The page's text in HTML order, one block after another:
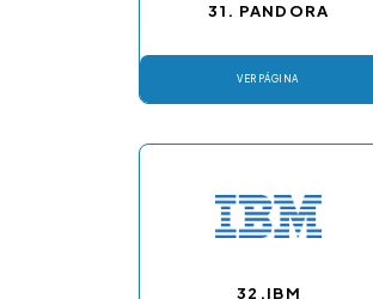
VER PÁGINA
31. PANDORA
32.IBM